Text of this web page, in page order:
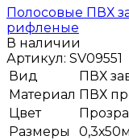
Полосовые ПВХ
рифленые
В наличии
Артикул: SV09551
Вид
ПВХ
Материал ПВХ
Цвет
Размеры
0,3х50м